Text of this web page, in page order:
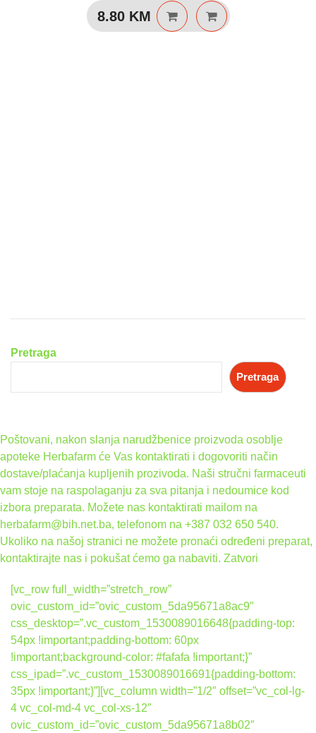
8.80 KM
Pretraga
Pretraga
Poštovani, nakon slanja narudžbenice proizvoda osoblje
apoteke Herbafarm će Vas kontaktirati i dogovoriti način
dostave/plaćanja kupljenih prozivoda. Naši stručni farmaceuti
vam stoje na raspolaganju za sva pitanja i nedoumice kod
izbora preparata. Možete nas kontaktirati mailom na
herbafarm@bih.net.ba, telefonom na +387 032 650 540.
Ukoliko na našoj stranici ne možete pronaći određeni preparat,
kontaktirajte nas i pokušat ćemo ga nabaviti. Zatvori
[vc_row full_width=”stretch_row”
ovic_custom_id=”ovic_custom_5da95671a8ac9″
css_desktop=”.vc_custom_1530089016648{padding-top:
54px !important;padding-bottom: 60px
!important;background-color: #fafafa !important;}”
css_ipad=”.vc_custom_1530089016691{padding-bottom:
35px !important;}”][vc_column width=”1/2″ offset=”vc_col-lg-
4 vc_col-md-4 vc_col-xs-12″
ovic_custom_id=”ovic_custom_5da95671a8b02″